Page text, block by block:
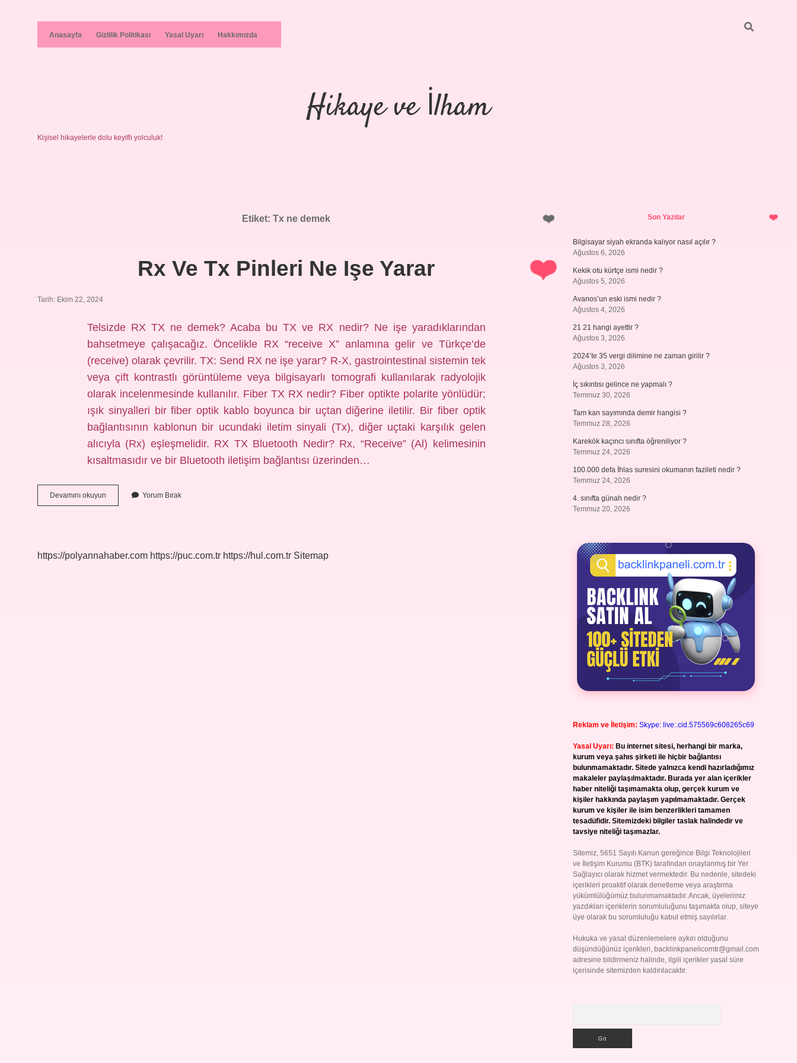
Anasayfa Gizlilik Politikası Yasal Uyarı Hakkımızda
Hikaye ve İlham
Kişisel hikayelerle dolu keyifli yolculuk!
Etiket:Tx ne demek
Rx Ve Tx Pinleri Ne Işe Yarar
Tarih: Ekim 22, 2024
Telsizde RX TX ne demek? Acaba bu TX ve RX nedir? Ne işe yaradıklarından
bahsetmeye çalışacağız. Öncelikle RX “receive X” anlamına gelir ve Türkçe’de
(receive) olarak çevrilir. TX: Send RX ne işe yarar? R-X, gastrointestinal sistemin tek
veya çift kontrastlı görüntüleme veya bilgisayarlı tomografi kullanılarak radyolojik
olarak incelenmesinde kullanılır. Fiber TX RX nedir? Fiber optikte polarite yönlüdür;
ışık sinyalleri bir fiber optik kablo boyunca bir uçtan diğerine iletilir. Bir fiber optik
bağlantısının kablonun bir ucundaki iletim sinyali (Tx), diğer uçtaki karşılık gelen
alıcıyla (Rx) eşleşmelidir. RX TX Bluetooth Nedir? Rx, “Receive” (Al) kelimesinin
kısaltmasıdır ve bir Bluetooth iletişim bağlantısı üzerinden…
Devamını okuyun
Ve
Yarar
Yorum Bırak
https://polyannahaber.com https://puc.com.tr https://hul.com.tr Sitemap
SidebarSon Yazılar
Bilgisayar siyah ekranda kalıyor nasıl açılır ?
Ağustos 6, 2026
Kekik otu kürtçe ismi nedir ?
Ağustos 5, 2026
Avanos’un eski ismi nedir ?
Ağustos 4, 2026
21 21 hangi ayettir ?
Ağustos 3, 2026
2024’te 35 vergi dilimine ne zaman girilir ?
Ağustos 3, 2026
İç sıkıntısı gelince ne yapmalı ?
Temmuz 30, 2026
Tam kan sayımında demir hangisi ?
Temmuz 28, 2026
Karekök kaçıncı sınıfta öğreniliyor ?
Temmuz 24, 2026
100.000 defa İhlas suresini okumanın fazileti nedir ?
Temmuz 24, 2026
4. sınıfta günah nedir ?
Temmuz 20, 2026
Reklam ve İletişim: Skype: live:.cid.575569c608265c69
Yasal Uyarı: Bu internet sitesi, herhangi bir marka,
kurum veya şahıs şirketi ile hiçbir bağlantısı
bulunmamaktadır. Sitede yalnızca kendi hazırladığımız
makaleler paylaşılmaktadır. Burada yer alan içerikler
haber niteliği taşımamakta olup, gerçek kurum ve
kişiler hakkında paylaşım yapılmamaktadır. Gerçek
kurum ve kişiler ile isim benzerlikleri tamamen
tesadüfidir. Sitemizdeki bilgiler taslak halindedir ve
tavsiye niteliği taşımazlar.
Sitemiz, 5651 Sayılı Kanun gereğince Bilgi Teknolojileri
ve İletişim Kurumu (BTK) tarafından onaylanmış bir Yer
Sağlayıcı olarak hizmet vermektedir. Bu nedenle, sitedeki
içerikleri proaktif olarak denetleme veya araştırma
yükümlülüğümüz bulunmamaktadır. Ancak, üyelerimiz
yazdıkları içeriklerin sorumluluğunu taşımakta olup, siteye
üye olarak bu sorumluluğu kabul etmiş sayılırlar.
Hukuka ve yasal düzenlemelere aykırı olduğunu
düşündüğünüz içerikleri, backlinkpanelicomtr@gmail.com
adresine bildirmeniz halinde, ilgili içerikler yasal süre
içerisinde sitemizden kaldırılacaktır.